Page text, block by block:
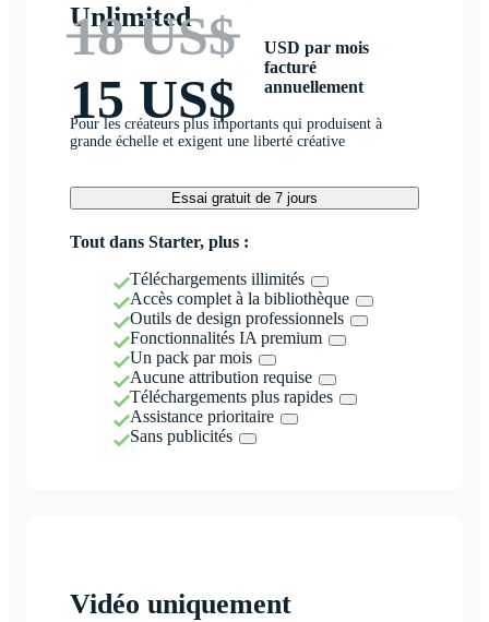
Unlimited
18 US$
15 US$
USD par mois
facturé
annuellement
Pour les créateurs plus importants qui produisent à
grande échelle et exigent une liberté créative
Essai gratuit de 7 jours
Tout dans Starter, plus :
Téléchargements illimités
Accès complet à la bibliothèque
Outils de design professionnels
Fonctionnalités IA premium
Un pack par mois
Aucune attribution requise
Téléchargements plus rapides
Assistance prioritaire
Sans publicités
Vidéo uniquement